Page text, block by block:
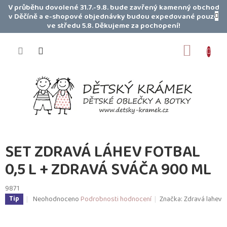
PřejítV průběhu dovolené 31.7.-9.8. bude zavřený kamenný obchod
v Děčíně a e-shopové objednávky budou expedované pouze
ve středu 5.8. Děkujeme za pochopení!
SET ZDRAVÁ LÁHEV FOTBAL
0,5 L + ZDRAVÁ SVÁČA 900 ML
9871
Tip
Průměrné
NeohodnocenoPodrobnosti hodnocení Značka:Zdravá lahev